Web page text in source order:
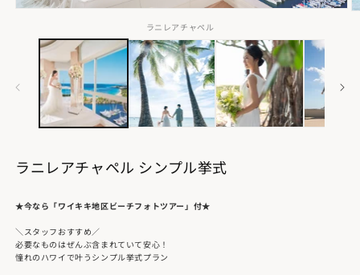
ラニレアチャペル
ラニレアチャペル シンプル挙式
★今なら「ワイキキ地区ビーチフォトツアー」付★
＼スタッフおすすめ／
必要なものはぜんぶ含まれていて安心！
憧れのハワイで叶うシンプル挙式プラン
現地サロンにてコーディネーターがお好みやイメージをお伺いし、
ご試着の上で衣裳をセレクトしていただく衣裳プラン。
お手軽さにこだわりたい方にぴったりです。
✨ポイント
①手ぶらでらくらく
②今の自分にあったものをセレクト